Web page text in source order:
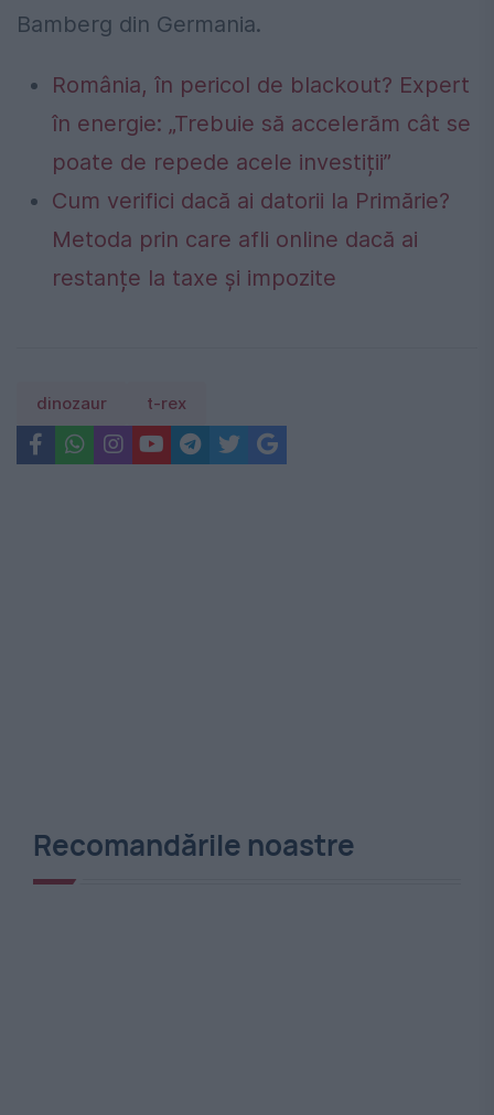
Bamberg din Germania.
România, în pericol de blackout? Expert
în energie: „Trebuie să accelerăm cât se
poate de repede acele investiții”
Cum verifici dacă ai datorii la Primărie?
Metoda prin care afli online dacă ai
restanțe la taxe și impozite
dinozaur t-rex
Recomandările noastre